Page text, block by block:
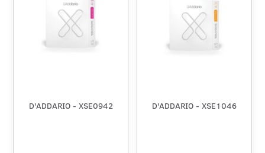
D'ADDARIO - XSE0942 D'ADDARIO - XSE1046